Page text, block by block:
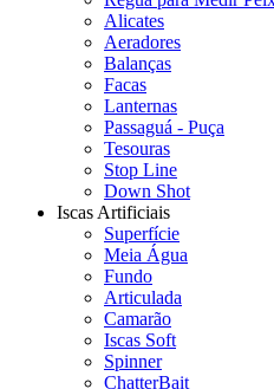
Alicates
Aeradores
Balanças
Facas
Lanternas
Passaguá - Puça
Tesouras
Stop Line
Down Shot
Iscas Artificiais
Superfície
Meia Água
Fundo
Articulada
Camarão
Iscas Soft
Spinner
ChatterBait